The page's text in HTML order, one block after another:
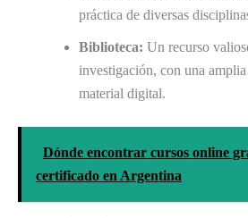
práctica de diversas
Biblioteca: Un recurso
investigación, con una
material digital.
Dónde encontrar cursos online
certificado en Argentina